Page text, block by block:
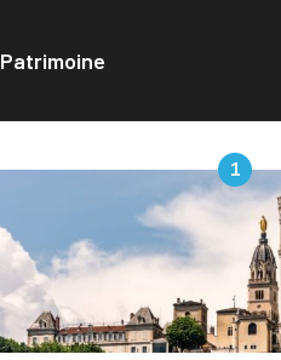
Patrimoine
1